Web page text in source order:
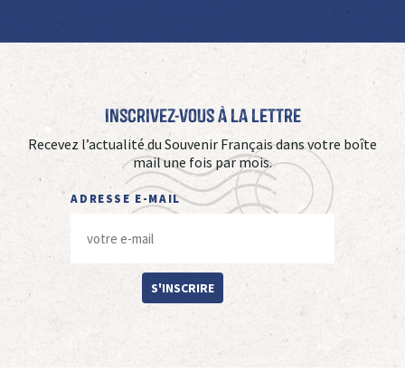
Inscrivez-vous à La Lettre
Recevez l’actualité du Souvenir Français dans votre boîte
mail une fois par mois.
ADRESSE E-MAIL
S'INSCRIRE